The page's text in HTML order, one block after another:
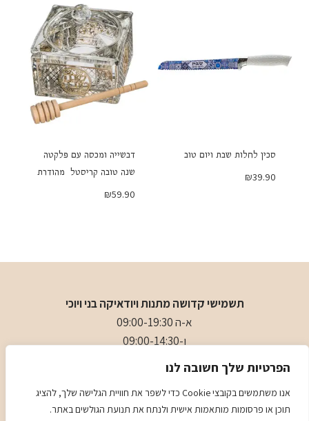
הפרטיות שלך חשובה לנו
אנו משתמשים בקובצי Cookie כדי לשפר את חוויית הגלישה שלך, להציג
תוכן או פרסומות מותאמות אישית ולנתח את תנועת הגולשים באתר.
סכין לחלות שבת ויום טוב
₪39.90
דבשייה ומכסה עם פלקטה
שנה טובה קריסטל מהודרת
₪59.90
תשמישי קדושה מתנות ויודאיקה בני ויוכי
א-ה 09:00-19:30
ו-09:00-14:30
- 0509501282
: כיכר המייסדים 4 ראשון לציון (ליד הבית כנסת הגדול)
מדיניות מדיניות COOKIES